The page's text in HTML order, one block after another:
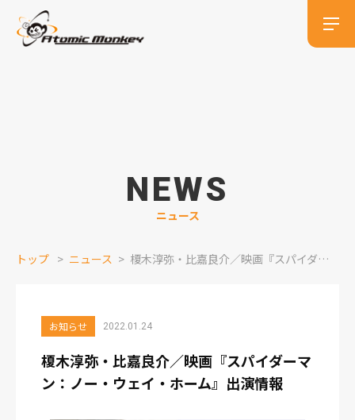
NEWS
ニュース
トップ ニュース 榎木淳弥・比嘉良介／映画『スパイダーマン：ノー・ウェイ・ホーム』出演情報
お知らせ 2022.01.24
榎木淳弥・比嘉良介／映画『スパイダーマ
ン：ノー・ウェイ・ホーム』出演情報